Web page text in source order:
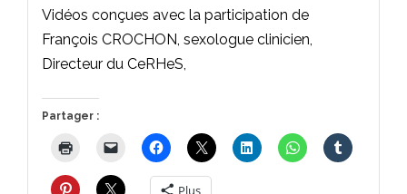
Vidéos conçues avec la participation de
François CROCHON, sexologue clinicien,
Directeur du CeRHeS,
Partager :
Plus